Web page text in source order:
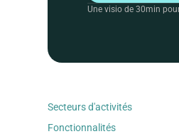
Une visio de 30min
Secteurs d'activités
Fonctionnalités